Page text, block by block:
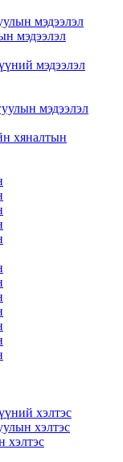
мэдээлэл
мэдээлэл
мэдээлэл
мэдээлэл
хяналтын
хэлтэс
хэлтэс
хэлтэс